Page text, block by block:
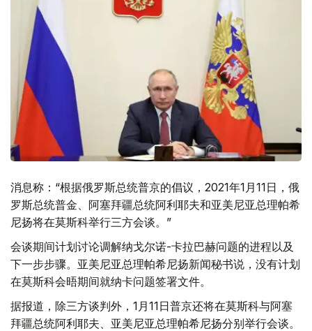
消息称：“根据俄罗斯总统普京的倡议，2021年1月11日，俄
罗斯总统普金、阿塞拜疆总统阿利耶夫和亚美尼亚总理帕希
尼扬将在莫斯科举行三方会谈。”
会谈期间计划讨论调解纳戈尔诺-卡拉巴赫问题的进程以及
下一步步骤。亚美尼亚总理帕希尼扬新闻秘书说，没有计划
在莫斯科会晤期间就纳卡问题签署文件。
据报道，除三方谈判外，1月11日普京还将在莫斯科与阿塞
拜疆总统阿利耶夫、亚美尼亚总理帕希尼扬分别举行会谈。